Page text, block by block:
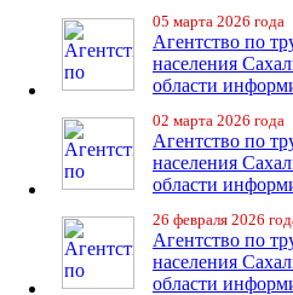
05 марта 2026 года
Агентство по
населения
области
02 марта 2026 года
Агентство по
населения
области
26 февраля 2026
Агентство по
населения
области